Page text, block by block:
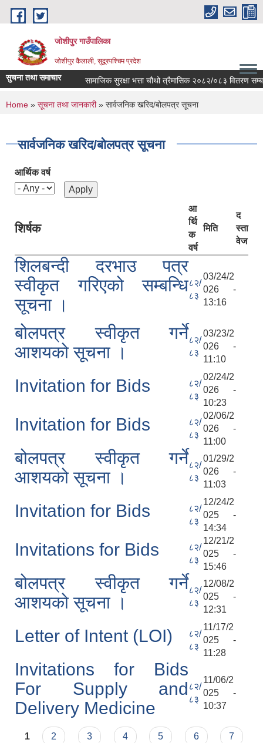
Skip to main content
जोशीपुर गाउँपालिका
जोशीपुर कैलाली, सुदूरपश्चिम प्रदेश
सुचना तथा समाचार सामाजिक सुरक्षा भत्ता चौथो त्रैमासिक २०८२/०८३ वितरण
You are here
Home » सूचना तथा जानकारी» सार्वजनिक खरिद/बोलपत्र सूचना
सार्वजनिक खरिद/बोलपत्र सूचना
आर्थिक वर्ष
शिर्षक
आ
र्थि
क
वर्ष
मिति
द
स्ता
वेज
शिलबन्दी दरभाउ पत्र
स्वीकृत गरिएको सम्बन्धि
सूचना ।
८२/
८३
03/24/2
026 -
13:16
बोलपत्र स्वीकृत गर्ने
आशयको सूचना ।
८२/
८३
03/23/2
026 -
11:10
Invitation for Bids
८२/
८३
02/24/2
026 -
10:23
Invitation for Bids
८२/
८३
02/06/2
026 -
11:00
बोलपत्र स्वीकृत गर्ने
आशयको सूचना ।
८२/
८३
01/29/2
026 -
11:03
Invitation for Bids
८२/
८३
12/24/2
025 -
14:34
Invitations for Bids
८२/
८३
12/21/2
025 -
15:46
बोलपत्र स्वीकृत गर्ने
आशयको सूचना ।
८२/
८३
12/08/2
025 -
12:31
Letter of Intent (LOI)
८२/
८३
11/17/2
025 -
11:28
Invitations for Bids
For Supply and
Delivery Medicine
८२/
८३
11/06/2
025 -
10:37
Pages
1 2 3 4 5 6
7